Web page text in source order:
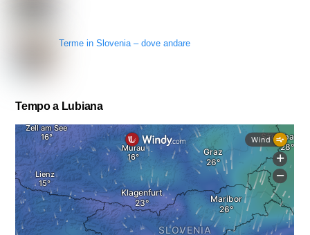
Terme in Slovenia – dove andare
Tempo a Lubiana